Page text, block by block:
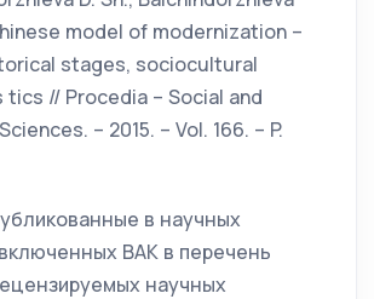
model of modernization –
stages, sociocultural
// Procedia – Social and
– 2015. – Vol. 166. – P.
в научных
ВАК в перечень
научных